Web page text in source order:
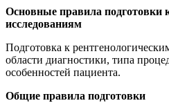
Основные правила подготовки
исследованиям
Подготовка к
области диагностики, типа
особенностей пациента.
Общие правила подготовки